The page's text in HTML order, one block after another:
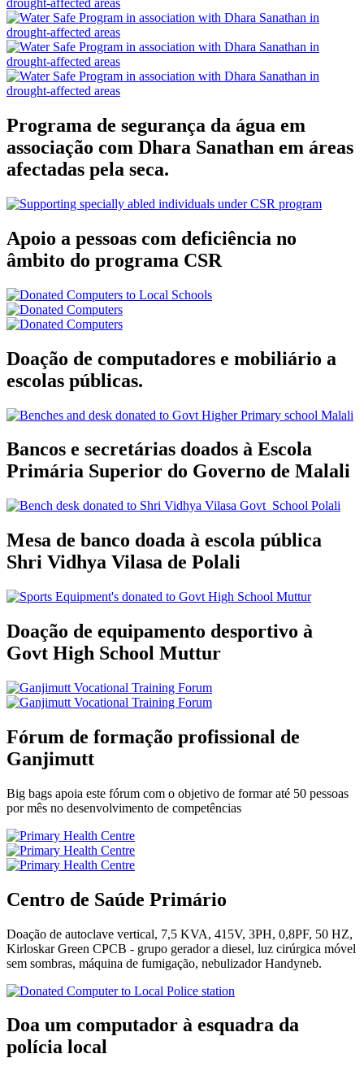
Programa de segurança da água em
associação com Dhara Sanathan em áreas
afectadas pela seca.
Apoio a pessoas com deficiência no
âmbito do programa CSR
Doação de computadores e mobiliário a
escolas públicas.
Bancos e secretárias doados à Escola
Primária Superior do Governo de Malali
Mesa de banco doada à escola pública
Shri Vidhya Vilasa de Polali
Doação de equipamento desportivo à
Govt High School Muttur
Fórum de formação profissional de
Ganjimutt
Big bags apoia este fórum com o objetivo de formar até 50 pessoas
por mês no desenvolvimento de competências
Centro de Saúde Primário
Doação de autoclave vertical, 7,5 KVA, 415V, 3PH, 0,8PF, 50 HZ,
Kirloskar Green CPCB - grupo gerador a diesel, luz cirúrgica móvel
sem sombras, máquina de fumigação, nebulizador Handyneb.
Doa um computador à esquadra da
polícia local